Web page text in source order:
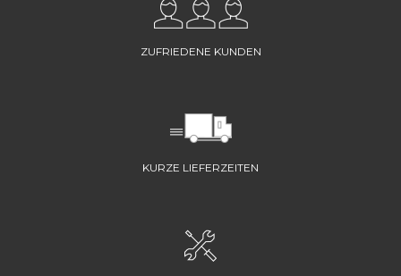
ZUFRIEDENE KUNDEN
KURZE LIEFERZEITEN